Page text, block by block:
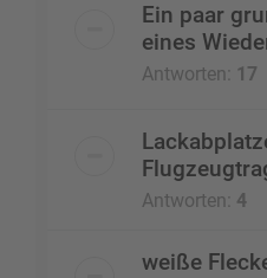
Ein paar
eines
Antworten: 17
Antworten: 4
weiße